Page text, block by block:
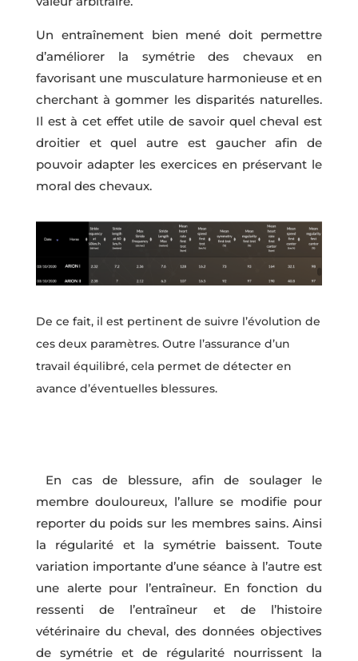
Un entraînement bien mené doit permettre
d’améliorer la symétrie des chevaux en
favorisant une musculature harmonieuse et en
cherchant à gommer les disparités naturelles.
Il est à cet effet utile de savoir quel cheval est
droitier et quel autre est gaucher afin de
pouvoir adapter les exercices en préservant le
moral des chevaux.
De ce fait, il est pertinent de suivre l’évolution de
ces deux paramètres. Outre l’assurance d’un
travail équilibré, cela permet de détecter en
avance d’éventuelles blessures.
En cas de blessure, afin de soulager le
membre douloureux, l’allure se modifie pour
reporter du poids sur les membres sains. Ainsi
la régularité et la symétrie baissent. Toute
variation importante d’une séance à l’autre est
une alerte pour l’entraîneur. En fonction du
ressenti de l’entraîneur et de l’histoire
vétérinaire du cheval, des données objectives
de symétrie et de régularité nourrissent la